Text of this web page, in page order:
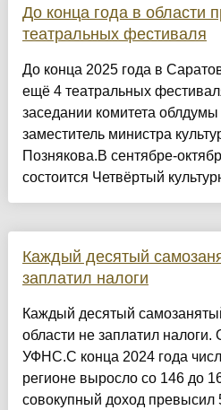
До конца года в области
театральных фестиваля
До конца 2025 года в
ещё 4 театральных
заседании комитета
заместитель министра
Познякова.В сентябре-
состоится Четвёртый
Каждый десятый
заплатил налоги
Каждый десятый
области не заплатил
УФНС.С конца 2024 года
регионе выросло со 146 до
совокупный доход превысил